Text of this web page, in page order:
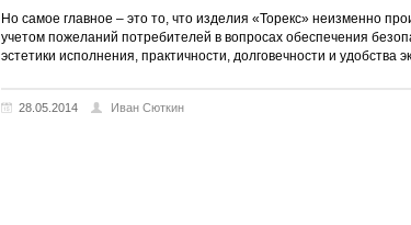
Но самое главное – это то, что изделия «Торекс» неизменно
учетом пожеланий потребителей в вопросах обеспечения
эстетики исполнения, практичности, долговечности и удобства
28.05.2014 Иван Сюткин